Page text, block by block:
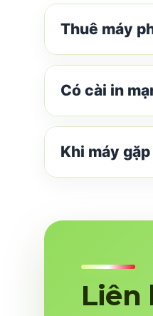
Thuê máy
Có cài in
Khi máy
Liên